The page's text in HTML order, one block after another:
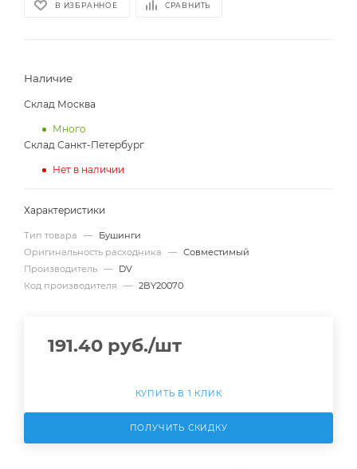
В ИЗБРАННОЕ СРАВНИТЬ
Наличие
Склад Москва
Много
Склад Санкт-Петербург
Нет в наличии
Характеристики
Тип товара —
Бушинги
Оригинальность расходника
— Совместимый
Производитель —
DV
Код производителя
— 2BY20070
191.40 руб./шт
КУПИТЬ В 1 КЛИК
ПОЛУЧИТЬ СКИДКУ